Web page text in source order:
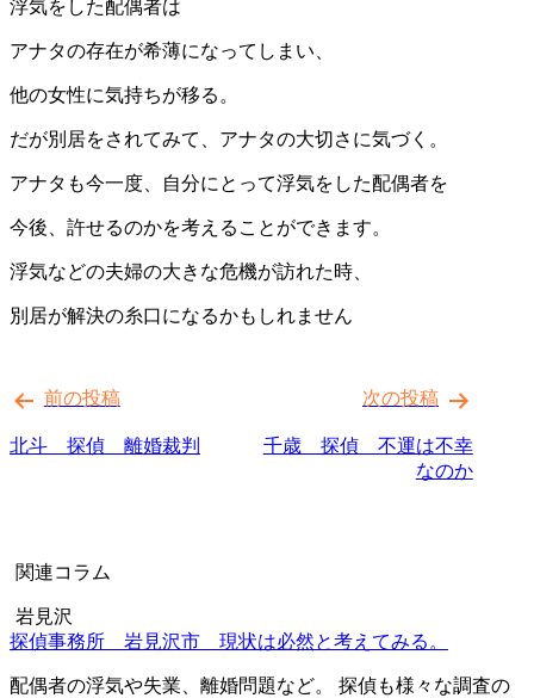
浮気をした配偶者は
アナタの存在が希薄になってしまい、
他の女性に気持ちが移る。
だが別居をされてみて、アナタの大切さに気づく。
アナタも今一度、自分にとって浮気をした配偶者を
今後、許せるのかを考えることができます。
浮気などの夫婦の大きな危機が訪れた時、
別居が解決の糸口になるかもしれません
稿
ナ
ー
ョ
ン
前の投稿
北斗 探偵 離婚裁判
次の投稿
千歳 探偵 不運は不幸
なのか
関連コラム
岩見沢
探偵事務所 岩見沢市 現状は必然と考えてみる。
配偶者の浮気や失業、離婚問題など。 探偵も様々な調査の